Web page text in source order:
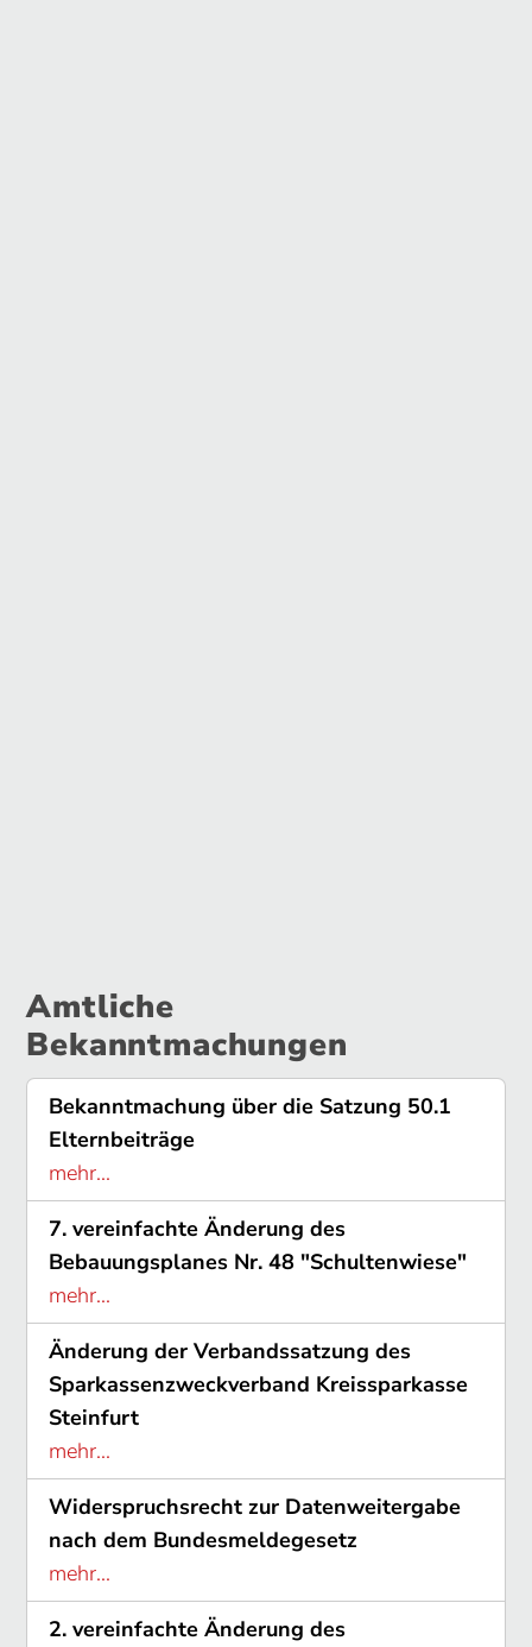
Amtliche
Bekanntmachungen
Bekanntmachung über die Satzung 50.1
Elternbeiträge
mehr...
7. vereinfachte Änderung des
Bebauungsplanes Nr. 48 "Schultenwiese"
mehr...
Änderung der Verbandssatzung des
Sparkassenzweckverband Kreissparkasse
Steinfurt
mehr...
Widerspruchsrecht zur Datenweitergabe
nach dem Bundesmeldegesetz
mehr...
2. vereinfachte Änderung des